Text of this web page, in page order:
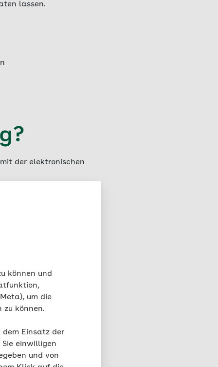
können und
um die
zu können.
Einsatz der
einwilligen
und von
lassen.
der elektronischen
in
Apotheke, die an